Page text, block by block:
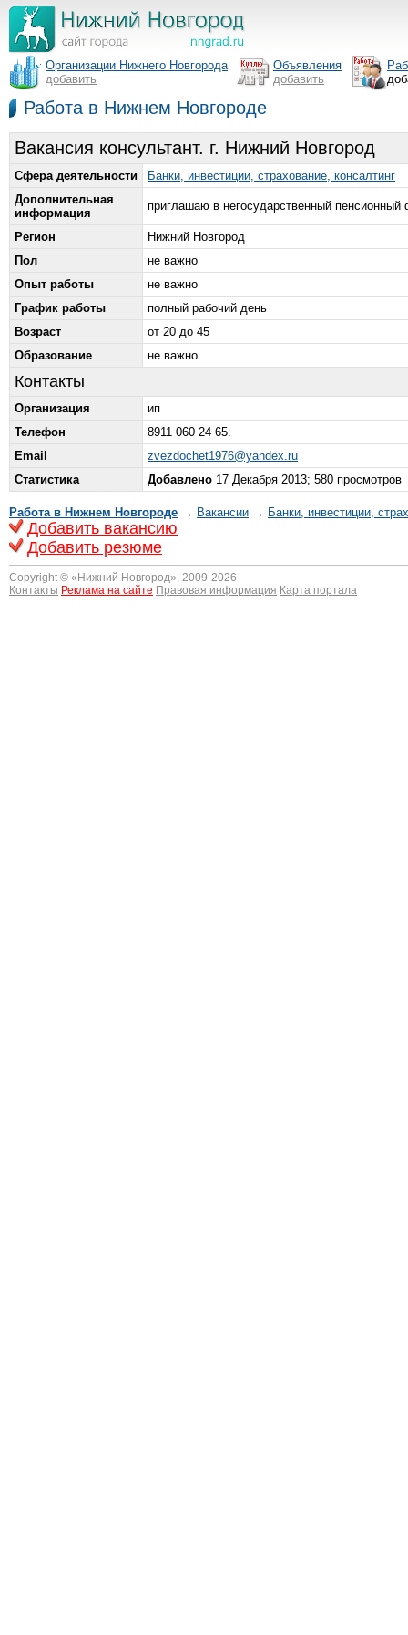
Организации Нижнего Новгорода
добавить
Объявления
добавить
Работа в Нижнем Новгороде
Вакансия консультант. г. Нижний Новгород
Сфера деятельности
Банки, инвестиции, страхование, консалтинг
Дополнительная
информация
приглашаю в негосударственный
Регион
Нижний Новгород
Пол
не важно
Опыт работы
не важно
График работы
полный рабочий день
Возраст
от 20 до 45
Образование
не важно
Контакты
Организация
ип
Телефон
8911 060 24 65.
Email
zvezdochet1976@yandex.ru
Статистика
Добавлено 17 Декабря 2013; 580 просмотров
Работа в Нижнем Новгороде → Вакансии → Банки, инвестиции,
Добавить вакансию
Добавить резюме
Copyright © « Нижний Новгород», 2009-2026
Контакты Реклама на сайте Правовая информация Карта портала